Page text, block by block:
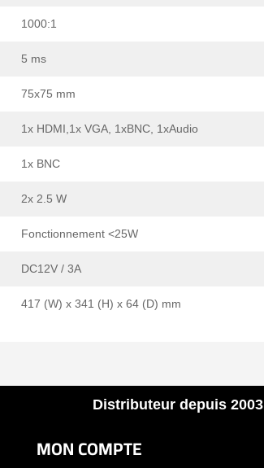
1000:1
5 ms
75x75 mm
1x HDMI,1x VGA, 1xBNC, 1xAudio
1x BNC
2x 2.5 W
Fonctionnement <25W
DC12V / 3A
417 (W) x 341 (H) x 64 (D) mm
Distributeur depuis 2003
MON COMPTE